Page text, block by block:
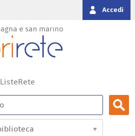
Accedi
ListeRete
Cerca